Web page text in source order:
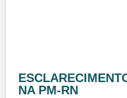
NA PM-RN